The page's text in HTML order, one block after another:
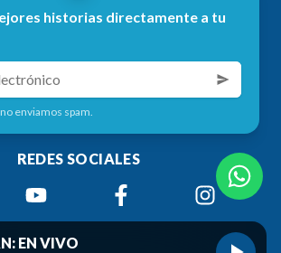
historias directamente a tu
enviamos spam.
REDES SOCIALES
EN VIVO